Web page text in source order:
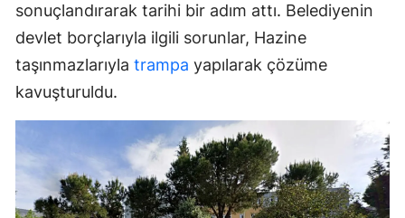
sonuçlandırarak tarihi bir adım attı. Belediyenin
devlet borçlarıyla ilgili sorunlar, Hazine
taşınmazlarıyla trampa yapılarak çözüme
kavuşturuldu.